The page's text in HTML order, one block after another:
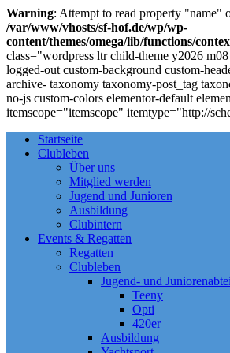
Warning: Attempt to read property "name"
/var/www/vhosts/sf-hof.de/wp/wp-
content/themes/omega/lib/functions/
class="wordpress ltr child-theme y2026
logged-out custom-background custom-
archive- taxonomy taxonomy-post_tag
no-js custom-colors elementor-default
itemscope="itemscope" itemtype="http://
Startseite
Clubleben
Über uns
Mitglied werden
Jugend und Junioren
Ausbildung
Clubintern
Events & Regatten
Regatten
Clubleben
Jugend- und
Teeny
Opti
420er
Ausbildung